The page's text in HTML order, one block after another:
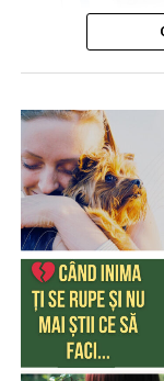
Publicat de
4 august 2026,
S-a întâmplat
* Cu 333 de ani
francez, Dom
produse de el
regiune din
extrem de